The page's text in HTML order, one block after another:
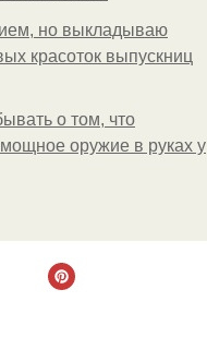
но выкладываю
красоток выпускниц
о том, что
оружие в руках у